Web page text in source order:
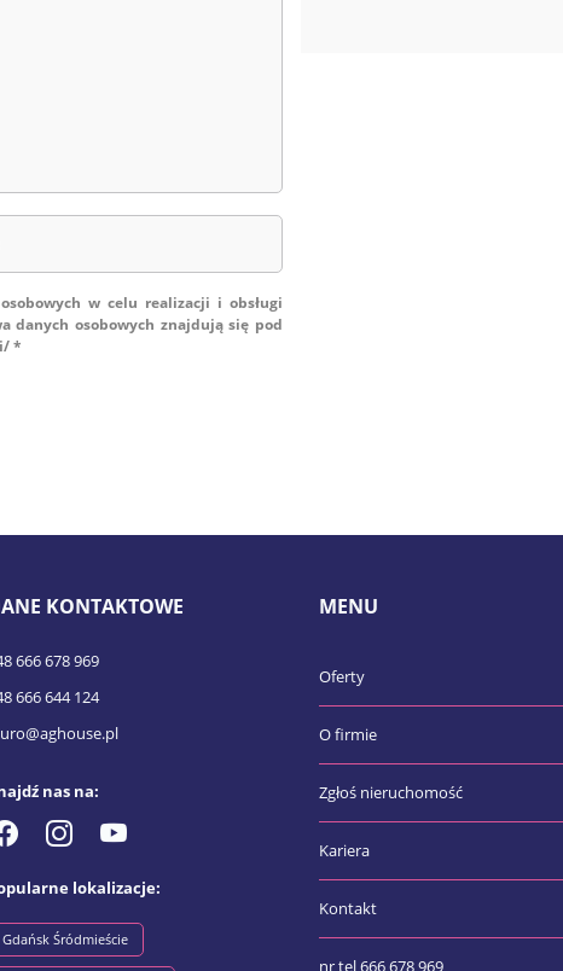
w celu realizacji i obsługi
danych osobowych znajdują się pod
*
KONTAKTOWE
666 678 969
666 644 124
nas na:
lokalizacje:
Gdańsk Śródmieście
MENU
Oferty
O firmie
Zgłoś nieruchomość
Kariera
Kontakt
nr tel 666 678 969